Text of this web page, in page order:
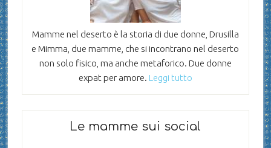
Mamme nel deserto è la storia di due donne, Drusilla
e Mimma, due mamme, che si incontrano nel deserto
non solo fisico, ma anche metaforico. Due donne
expat per amore. Leggi tutto
Le mamme sui social